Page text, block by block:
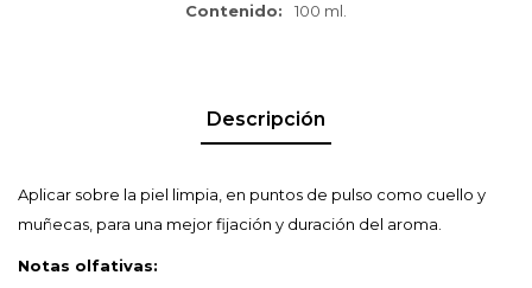
Contenido 100 ml.
Descripción
Aplicar sobre la piel limpia, en puntos de pulso como cuello y
muñecas, para una mejor fijación y duración del aroma.
Notas olfativas: